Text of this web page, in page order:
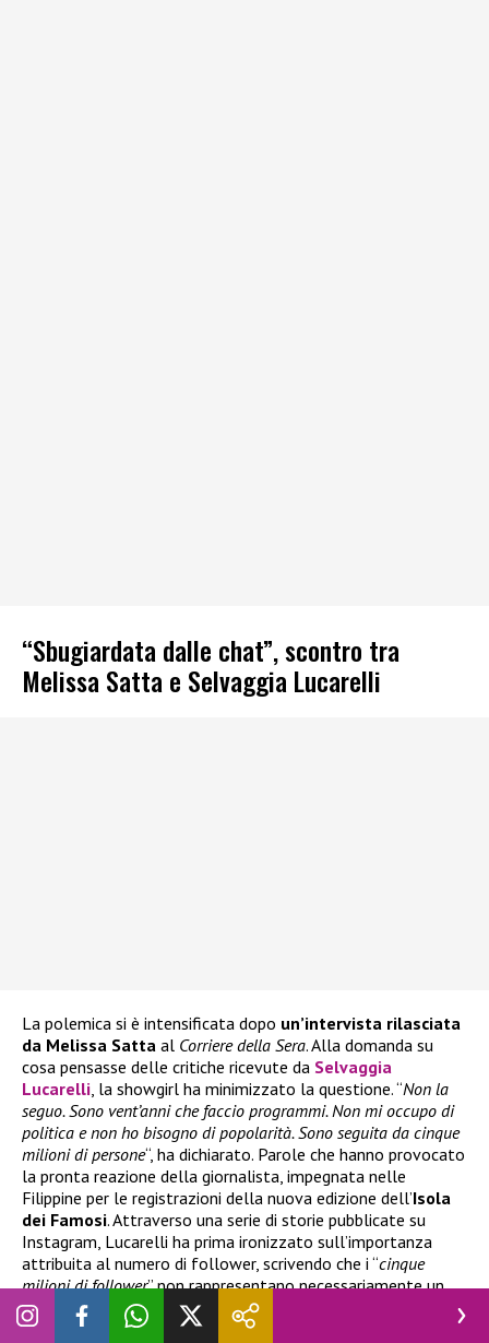
“Sbugiardata dalle chat”, scontro tra
Melissa Satta e Selvaggia Lucarelli
La polemica si è intensificata dopo un’intervista rilasciata
da Melissa Satta al Corriere della Sera. Alla domanda su
cosa pensasse delle critiche ricevute da Selvaggia
Lucarelli, la showgirl ha minimizzato la questione. “Non la
seguo. Sono vent’anni che faccio programmi. Non mi occupo di
politica e non ho bisogno di popolarità. Sono seguita da cinque
milioni di persone“, ha dichiarato. Parole che hanno provocato
la pronta reazione della giornalista, impegnata nelle
Filippine per le registrazioni della nuova edizione dell’Isola
dei Famosi. Attraverso una serie di storie pubblicate su
Instagram, Lucarelli ha prima ironizzato sull’importanza
attribuita al numero di follower, scrivendo che i “cinque
milioni di follower” non rappresentano necessariamente un
valore.